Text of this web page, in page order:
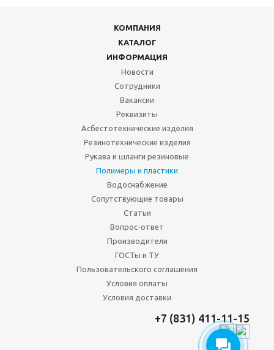
КОМПАНИЯ
КАТАЛОГ
ИНФОРМАЦИЯ
Новости
Сотрудники
Вакансии
Реквизиты
Асбестотехнические изделия
Резинотехнические изделия
Рукава и шланги резиновые
Полимеры и пластики
Водоснабжение
Сопутствующие товары
Статьи
Вопрос-ответ
Производители
ГОСТы и ТУ
Пользовательского соглашения
Условия оплаты
Условия доставки
+7 (831) 411-11-15